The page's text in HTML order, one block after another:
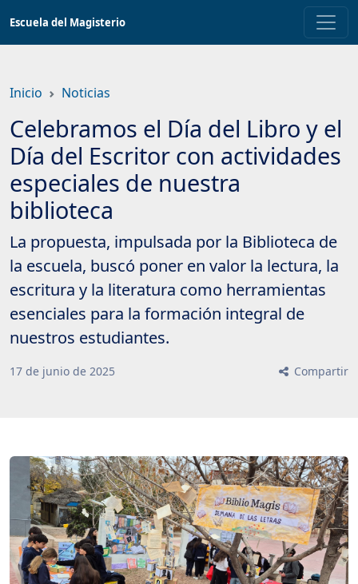
contenido
Escuela del Magisterio
Inicio Noticias
Celebramos el Día del Libro y el
Día del Escritor con actividades
especiales de nuestra
biblioteca
La propuesta, impulsada por la Biblioteca de
la escuela, buscó poner en valor la lectura, la
escritura y la literatura como herramientas
esenciales para la formación integral de
nuestros estudiantes.
17 de junio de 2025 Compartir